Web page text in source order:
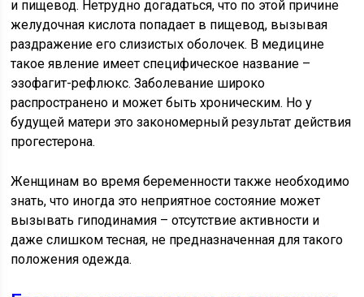
и пищевод. Нетрудно догадаться, что по этой причине
желудочная кислота попадает в пищевод, вызывая
раздражение его слизистых оболочек. В медицине
такое явление имеет специфическое название –
эзофагит-рефлюкс. Заболевание широко
распространено и может быть хроническим. Но у
будущей матери это закономерный результат действия
прогестерона.
Женщинам во время беременности также необходимо
знать, что иногда это неприятное состояние может
вызывать гиподинамия – отсутствие активности и
даже слишком тесная, не предназначенная для такого
положения одежда.